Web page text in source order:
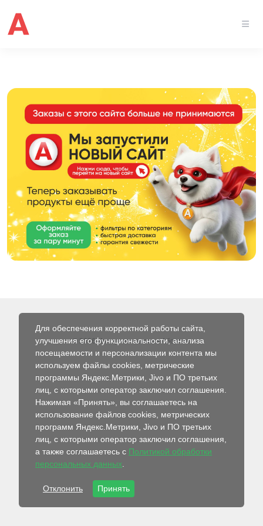
© 2026 Интернет-магазин Абсолют
Для обеспечения корректной работы сайта,
улучшения его функциональности, анализа
посещаемости и персонализации контента мы
используем файлы cookies, метрические
программы Яндекс.Метрики, Jivo и ПО третьих
лиц, с которыми оператор заключил соглашения.
Нажимая «Принять», вы соглашаетесь на
использование файлов cookies, метрических
программ Яндекс.Метрики, Jivo и ПО третьих
лиц, с которыми оператор заключил соглашения,
а также соглашаетесь с Политикой обработки
персональных данных
Отклонить Принять